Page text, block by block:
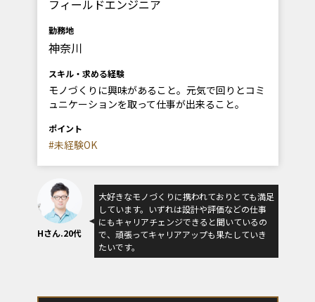
フィールドエンジニア
勤務地
神奈川
スキル・求める経験
モノづくりに興味があること。元気で回りとコミ
ュニケーションを取って仕事が出来ること。
ポイント
#未経験OK
Hさん.20代
大好きなモノづくりに携われておりとても満足
しています。いずれは設計や評価などの仕事
にもキャリアチェンジできると聞いているの
で、頑張ってキャリアアップも果たしていき
たいです。